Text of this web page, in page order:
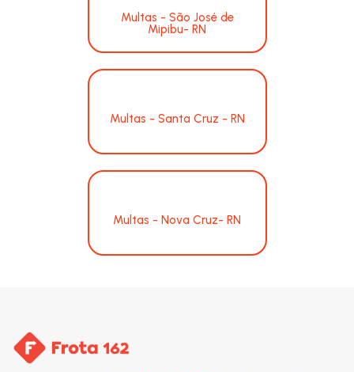
Multas - São José de
Mipibu- RN
Multas - Santa Cruz - RN
Multas - Nova Cruz- RN